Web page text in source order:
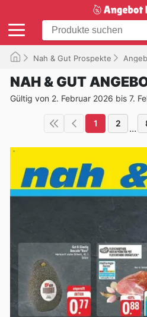
Nah & Gut Prospekte
NAH & GUT
Gültig von 2. Februar 2026 bis 7.
1 2 ...